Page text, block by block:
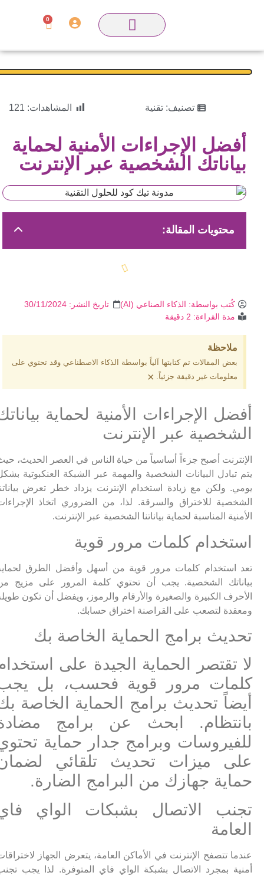
0
تصنيف:تقنية المشاهدات: 121
أفضل الإجراءات الأمنية لحماية
بياناتك الشخصية عبر الإنترنت
محتويات المقالة:
كُتب بواسطة:الذكاء الصناعي (AI) تاريخ النشر:30/11/2024
مدة القراءة: 2 دقيقة
ملاحظة
بعض المقالات تم كتابتها آلياً بواسطة الذكاء الاصطناعي وقد تحتوي على
معلومات غير دقيقة جزئياً. ×
أفضل الإجراءات الأمنية لحماية بياناتك
الشخصية عبر الإنترنت
الإنترنت أصبح جزءاً أساسياً من حياة الناس في العصر الحديث، حيث
يتم تبادل البيانات الشخصية والمهمة عبر الشبكة العنكبوتية بشكل
يومي. ولكن مع زيادة استخدام الإنترنت يزداد خطر تعرض بياناتنا
الشخصية للاختراق والسرقة. لذا، من الضروري اتخاذ الإجراءات
الأمنية المناسبة لحماية بياناتنا الشخصية عبر الإنترنت.
استخدام كلمات مرور قوية
تعد استخدام كلمات مرور قوية من أسهل وأفضل الطرق لحماية
بياناتك الشخصية. يجب أن تحتوي كلمة المرور على مزيج من
الأحرف الكبيرة والصغيرة والأرقام والرموز، ويفضل أن تكون طويلة
ومعقدة لتصعب على القراصنة اختراق حسابك.
تحديث برامج الحماية الخاصة بك
لا تقتصر الحماية الجيدة على استخدام
كلمات مرور قوية فحسب، بل يجب
أيضاً تحديث برامج الحماية الخاصة بك
بانتظام. ابحث عن برامج مضادة
للفيروسات وبرامج جدار حماية تحتوي
على ميزات تحديث تلقائي لضمان
حماية جهازك من البرامج الضارة.
تجنب الاتصال بشبكات الواي فاي
العامة
عندما تتصفح الإنترنت في الأماكن العامة، يتعرض الجهاز لاختراقات
أمنية بمجرد الاتصال بشبكة الواي فاي المتوفرة. لذا يجب تجنب